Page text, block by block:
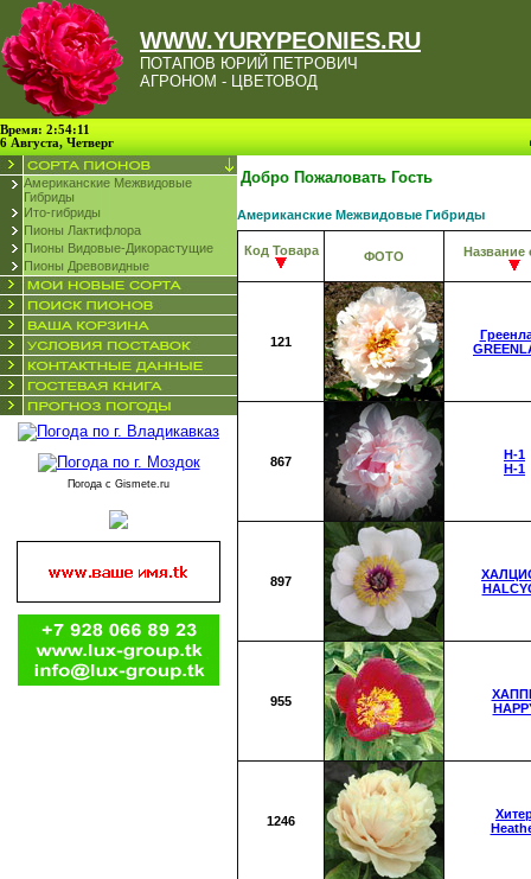
WWW.YURYPEONIES.RU
ПОТАПОВ ЮРИЙ ПЕТРОВИЧ
АГРОНОМ - ЦВЕТОВОД
Время: 2:54:11
6 Августа, Четверг
Американские Межвидовые
Гибриды
Ито-гибриды
Пионы Лактифлора
Пионы Видовые-Дикорастущие
Пионы Древовидные
Погода с Gismete.ru
Добро Пожаловать Гость
Американские Межвидовые Гибриды
Код Товара ФОТО Название
121
867
H-1
H-1
897
955
1246